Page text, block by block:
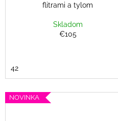
flitrami a tylom
Skladom
€105
42
NOVINKA